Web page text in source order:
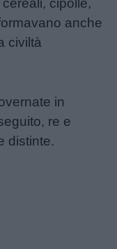
cipolle,
anche
civiltà
in
re e
distinte.